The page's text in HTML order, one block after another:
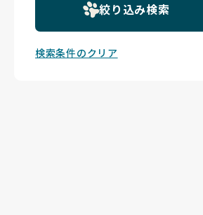
絞り込み検索
検索条件のクリア